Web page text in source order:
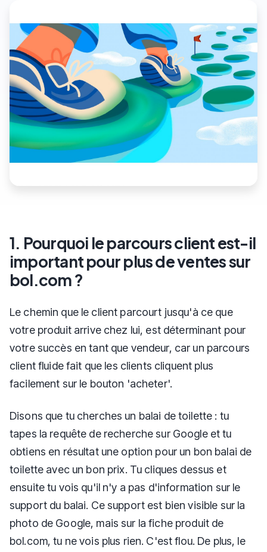
1. Pourquoi le parcours client est-il
important pour plus de ventes sur
bol.com ?
Le chemin que le client parcourt jusqu'à ce que
votre produit arrive chez lui, est déterminant pour
votre succès en tant que vendeur, car un parcours
client fluide fait que les clients cliquent plus
facilement sur le bouton 'acheter'.
Disons que tu cherches un balai de toilette : tu
tapes la requête de recherche sur Google et tu
obtiens en résultat une option pour un bon balai de
toilette avec un bon prix. Tu cliques dessus et
ensuite tu vois qu'il n'y a pas d'information sur le
support du balai. Ce support est bien visible sur la
photo de Google, mais sur la fiche produit de
bol.com, tu ne vois plus rien. C'est flou. De plus, le